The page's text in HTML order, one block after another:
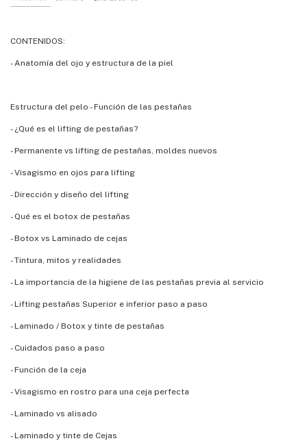
CONTENIDOS:
- Anatomía del ojo y estructura de la piel
Estructura del pelo - Función de las pestañas
- ¿Qué es el lifting de pestañas?
- Permanente vs lifting de pestañas, moldes nuevos
- Visagismo en ojos para lifting
- Dirección y diseño del lifting
- Qué es el botox de pestañas
- Botox vs Laminado de cejas
- Tintura, mitos y realidades
- La importancia de la higiene de las pestañas previa al servicio
- Lifting pestañas Superior e inferior paso a paso
- Laminado / Botox y tinte de pestañas
- Cuidados paso a paso
- Función de la ceja
- Visagismo en rostro para una ceja perfecta
- Laminado vs alisado
- Laminado y tinte de Cejas